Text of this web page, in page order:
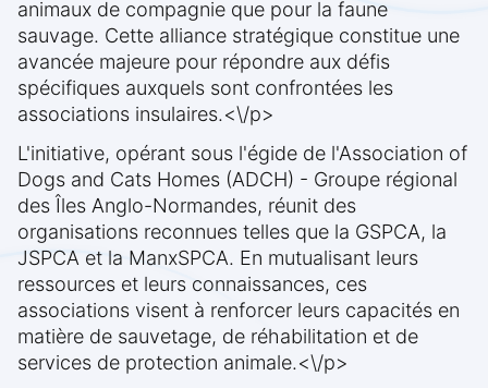
animaux de compagnie que pour la faune
sauvage. Cette alliance stratégique constitue une
avancée majeure pour répondre aux défis
spécifiques auxquels sont confrontées les
associations insulaires.<\/p>
L'initiative, opérant sous l'égide de l'Association of
Dogs and Cats Homes (ADCH) - Groupe régional
des Îles Anglo-Normandes, réunit des
organisations reconnues telles que la GSPCA, la
JSPCA et la ManxSPCA. En mutualisant leurs
ressources et leurs connaissances, ces
associations visent à renforcer leurs capacités en
matière de sauvetage, de réhabilitation et de
services de protection animale.<\/p>